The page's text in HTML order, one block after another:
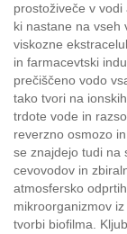
prostoživeče v
ki nastane na vseh
viskozne
in farmacevtski
prečiščeno vodo
tako tvori na
trdote vode in
reverzno osmozo
se znajdejo tudi na
cevovodov in
atmosfersko
mikroorganizmov
tvorbi biofilma.